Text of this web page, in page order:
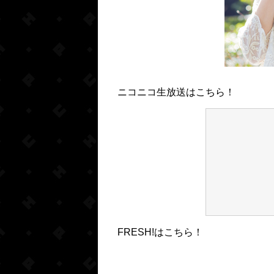
ニコニコ生放送はこちら！
FRESH!はこちら！